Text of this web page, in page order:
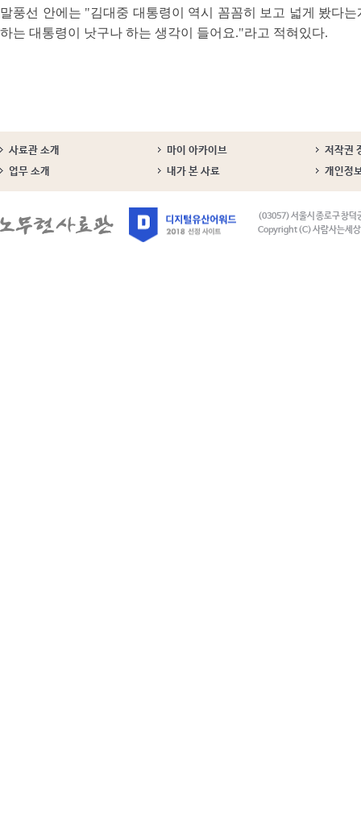
말풍선 안에는 "김대중 대통령이 역시 꼼꼼히 보고 넓게 봤다
하는 대통령이 낫구나 하는 생각이 들어요."라고 적혀있다.
사료관 소개 마이 아카이브
저작권
업무 소개
내가 본 사료 개인정
(03057) 서울시 종로구 창덕
Copyright (C) 사람사는세